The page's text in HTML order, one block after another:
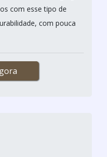
com esse tipo de
com pouca